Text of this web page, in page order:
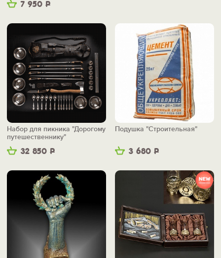
7 950 Р
32 850 Р
Набор для пикника "Дорогому
путешественнику"
3 680 Р
Подушка "Строительная"